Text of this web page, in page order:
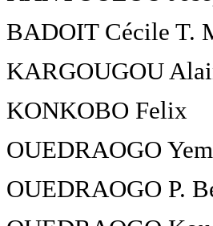
BADOIT Cécile T.
KARGOUGOU
KONKOBO Felix
OUEDRAOGO
OUEDRAOGO P.